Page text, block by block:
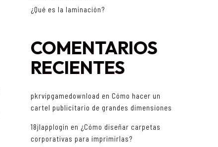
¿Qué es la laminación?
COMENTARIOS
RECIENTES
pkrvipgamedownload en Cómo hacer un
cartel publicitario de grandes dimensiones
18jlapplogin en ¿Cómo diseñar carpetas
corporativas para imprimirlas?